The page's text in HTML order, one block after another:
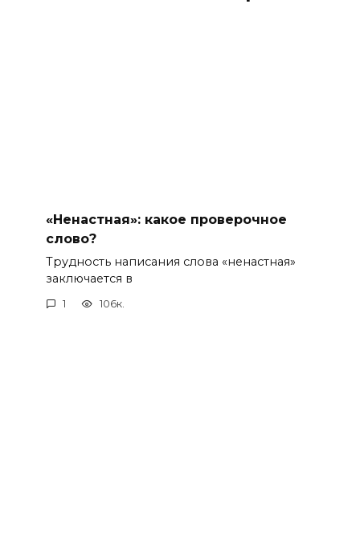
«Ненастная»: какое проверочное
слово?
Трудность написания слова «ненастная»
заключается в
1 106к.